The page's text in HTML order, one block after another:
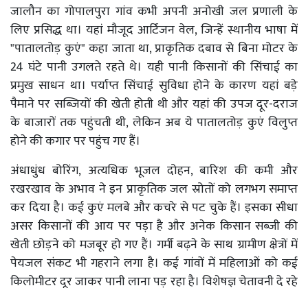
जालौन का गोपालपुरा गांव कभी अपनी अनोखी जल प्रणाली के
लिए प्रसिद्ध था। यहां मौजूद आर्टिजन वेल, जिन्हें स्थानीय भाषा में
"पातालतोड़ कुएं" कहा जाता था, प्राकृतिक दबाव से बिना मोटर के
24 घंटे पानी उगलते रहते थे। यही पानी किसानों की सिंचाई का
प्रमुख साधन था। पर्याप्त सिंचाई सुविधा होने के कारण यहां बड़े
पैमाने पर सब्जियों की खेती होती थी और यहां की उपज दूर-दराज
के बाजारों तक पहुंचती थी, लेकिन अब ये पातालतोड़ कुएं विलुप्त
होने की कगार पर पहुंच गए हैं।
अंधाधुंध बोरिंग, अत्यधिक भूजल दोहन, बारिश की कमी और
रखरखाव के अभाव ने इन प्राकृतिक जल स्रोतों को लगभग समाप्त
कर दिया है। कई कुएं मलबे और कचरे से पट चुके हैं। इसका सीधा
असर किसानों की आय पर पड़ा है और अनेक किसान सब्जी की
खेती छोड़ने को मजबूर हो गए हैं। गर्मी बढ़ने के साथ ग्रामीण क्षेत्रों में
पेयजल संकट भी गहराने लगा है। कई गांवों में महिलाओं को कई
किलोमीटर दूर जाकर पानी लाना पड़ रहा है। विशेषज्ञ चेतावनी दे रहे